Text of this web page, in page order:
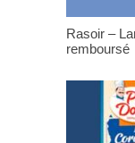
Rasoir –
remboursé